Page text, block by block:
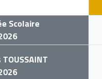
Scolaire
TOUSSAINT